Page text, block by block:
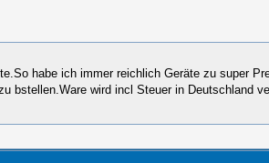
habe ich immer reichlich Geräte zu super
bstellen.Ware wird incl Steuer in Deutschland